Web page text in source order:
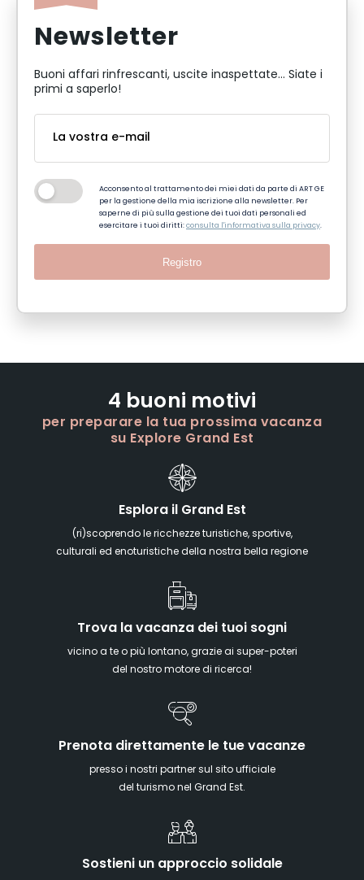
Newsletter
Buoni affari rinfrescanti, uscite inaspettate... Siate i
primi a saperlo!
Acconsento al trattamento dei miei dati da parte di ART GE
per la gestione della mia iscrizione alla newsletter. Per
saperne di più sulla gestione dei tuoi dati personali ed
esercitare i tuoi diritti:consulta l'informativa sulla privacy.
Registro
4 buoni motivi
per preparare la tua prossima vacanza
su Explore Grand Est
Esplora il Grand Est
(ri)scoprendo le ricchezze turistiche, sportive,
culturali ed enoturistiche della nostra bella regione
Trova la vacanza dei tuoi sogni
vicino a te o più lontano, grazie ai super-poteri
del nostro motore di ricerca!
Prenota direttamente le tue vacanze
presso i nostri partner sul sito ufficiale
del turismo nel Grand Est.
Sostieni un approccio solidale